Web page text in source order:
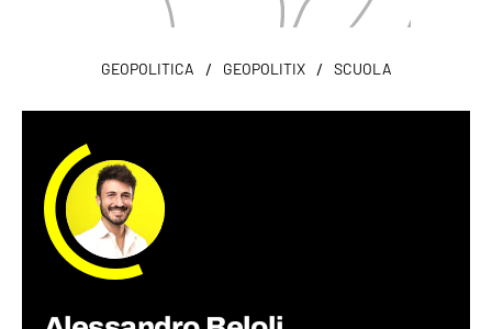
GEOPOLITICA / GEOPOLITIX / SCUOLA